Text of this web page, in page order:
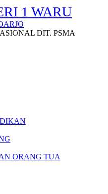
1 WARU
DIT. PSMA
ORANG TUA